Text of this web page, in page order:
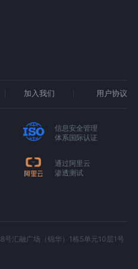
加入我们 用户协议
信息安全管理
体系国际认证
通过阿里云
渗透测试
汇融广场（锦华）1栋5单元10层1号